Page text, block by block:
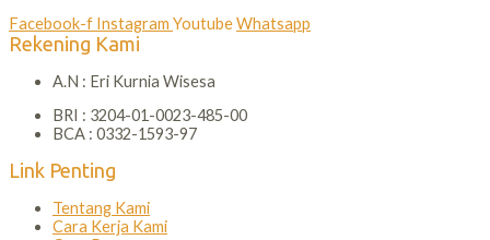
Facebook-f Instagram YoutubeWhatsapp
Rekening Kami
A.N : Eri Kurnia Wisesa
BRI : 3204-01-0023-485-00
BCA : 0332-1593-97
Link Penting
Tentang Kami
Cara Kerja Kami